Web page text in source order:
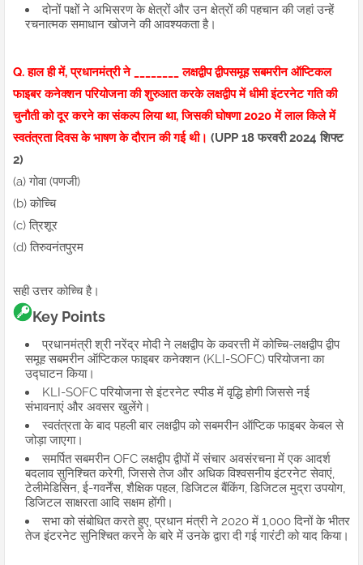
दोनों पक्षों ने अभिसरण के क्षेत्रों और उन क्षेत्रों की पहचान की जहां उन्हें
रचनात्मक समाधान खोजने की आवश्यकता है।
Q. हाल ही में, प्रधानमंत्री ने ________ लक्षद्वीप द्वीपसमूह सबमरीन ऑप्टिकल
फाइबर कनेक्शन परियोजना की शुरुआत करके लक्षद्वीप में धीमी इंटरनेट गति की
चुनौती को दूर करने का संकल्प लिया था, जिसकी घोषणा 2020 में लाल किले में
स्वतंत्रता दिवस के भाषण के दौरान की गई थी। (UPP 18 फरवरी 2024 शिफ्ट
2)
(a) गोवा (पणजी)
(b) कोच्चि
(c) त्रिशूर
(d) तिरुवनंतपुरम
सही उत्तर कोच्चि है।
Key Points
प्रधानमंत्री श्री नरेंद्र मोदी ने लक्षद्वीप के कवरत्ती में कोच्चि-लक्षद्वीप द्वीप
समूह सबमरीन ऑप्टिकल फाइबर कनेक्शन (KLI-SOFC) परियोजना का
उद्घाटन किया।
KLI-SOFC परियोजना से इंटरनेट स्पीड में वृद्धि होगी जिससे नई
संभावनाएं और अवसर खुलेंगे।
स्वतंत्रता के बाद पहली बार लक्षद्वीप को सबमरीन ऑप्टिक फाइबर केबल से
जोड़ा जाएगा।
समर्पित सबमरीन OFC लक्षद्वीप द्वीपों में संचार अवसंरचना में एक आदर्श
बदलाव सुनिश्चित करेगी, जिससे तेज और अधिक विश्वसनीय इंटरनेट सेवाएं,
टेलीमेडिसिन, ई-गवर्नेंस, शैक्षिक पहल, डिजिटल बैंकिंग, डिजिटल मुद्रा उपयोग,
डिजिटल साक्षरता आदि सक्षम होंगी।
सभा को संबोधित करते हुए, प्रधान मंत्री ने 2020 में 1,000 दिनों के भीतर
तेज इंटरनेट सुनिश्चित करने के बारे में उनके द्वारा दी गई गारंटी को याद किया।